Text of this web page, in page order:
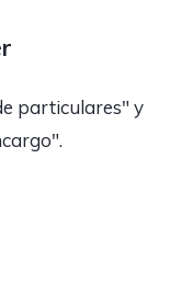
particulares" y